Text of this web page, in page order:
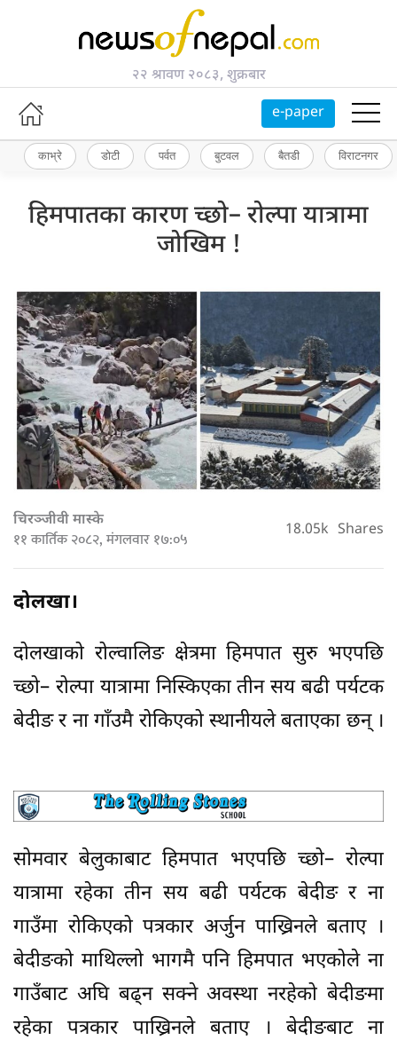
२२ श्रावण २०८३, शुक्रबार
e-paper
काभ्रे डोटी पर्वत बुटवल बैतडी विराटनगर
हिमपातका कारण च्छो– रोल्पा यात्रामा
जोखिम !
चिरञ्जीवी मास्के
११ कार्तिक २०८२, मंगलवार १७:०५ 18.05k Shares
दोलखा।
दोलखाको रोल्वालिङ क्षेत्रमा हिमपात सुरु भएपछि
च्छो– रोल्पा यात्रामा निस्किएका तीन सय बढी पर्यटक
बेदीङ र ना गाँउमै रोकिएको स्थानीयले बताएका छन् ।
सोमवार बेलुकाबाट हिमपात भएपछि च्छो– रोल्पा
यात्रामा रहेका तीन सय बढी पर्यटक बेदीङ र ना
गाउँमा रोकिएको पत्रकार अर्जुन पाख्रिनले बताए ।
बेदीङको माथिल्लो भागमै पनि हिमपात भएकोले ना
गाउँबाट अघि बढ्न सक्ने अवस्था नरहेको बेदीङमा
रहेका पत्रकार पाख्रिनले बताए । बेदीङबाट ना